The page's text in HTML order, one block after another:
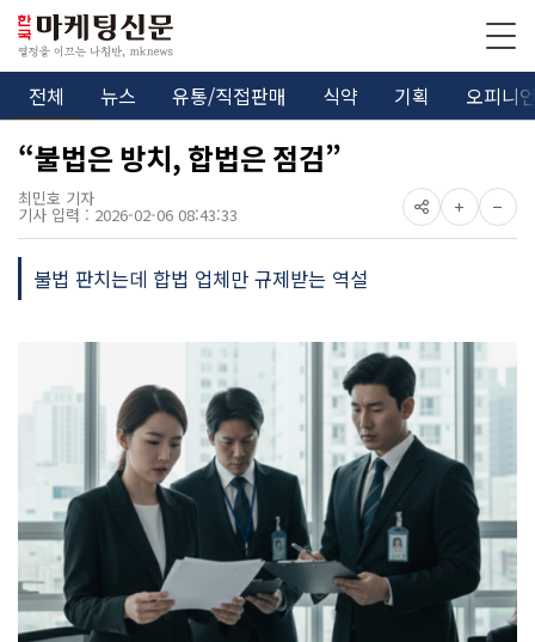
전체 뉴스 유통/직접판매 식약 기획 오피니
“불법은 방치, 합법은 점검”
최민호 기자
기사 입력 : 2026-02-06 08:43:33
불법 판치는데 합법 업체만 규제받는 역설